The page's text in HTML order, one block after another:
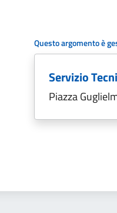
Questo argomento è
Servizio
Piazza